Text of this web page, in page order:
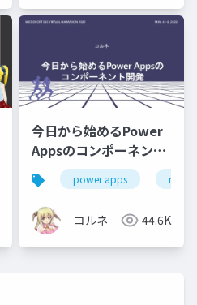
今日から始めるPower
Appsのコンポーネント
開発
power apps
コルネ 44.6K